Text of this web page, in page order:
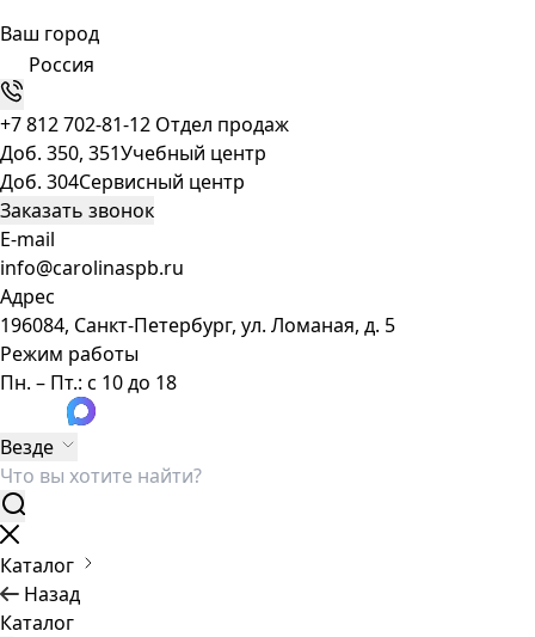
Ваш город
Россия
+7 812 702-81-12 Отдел продаж
Доб. 350, 351Учебный центр
Доб. 304Сервисный центр
Заказать звонок
E-mail
info@carolinaspb.ru
Адрес
196084, Санкт-Петербург, ул. Ломаная, д. 5
Режим работы
Пн. – Пт.: с 10 до 18
Везде
Каталог
Назад
Каталог